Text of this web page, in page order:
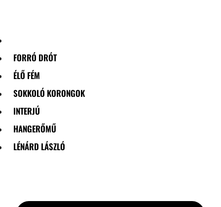
FORRÓ DRÓT
ÉLŐ FÉM
SOKKOLÓ KORONGOK
INTERJÚ
HANGERŐMŰ
LÉNÁRD LÁSZLÓ